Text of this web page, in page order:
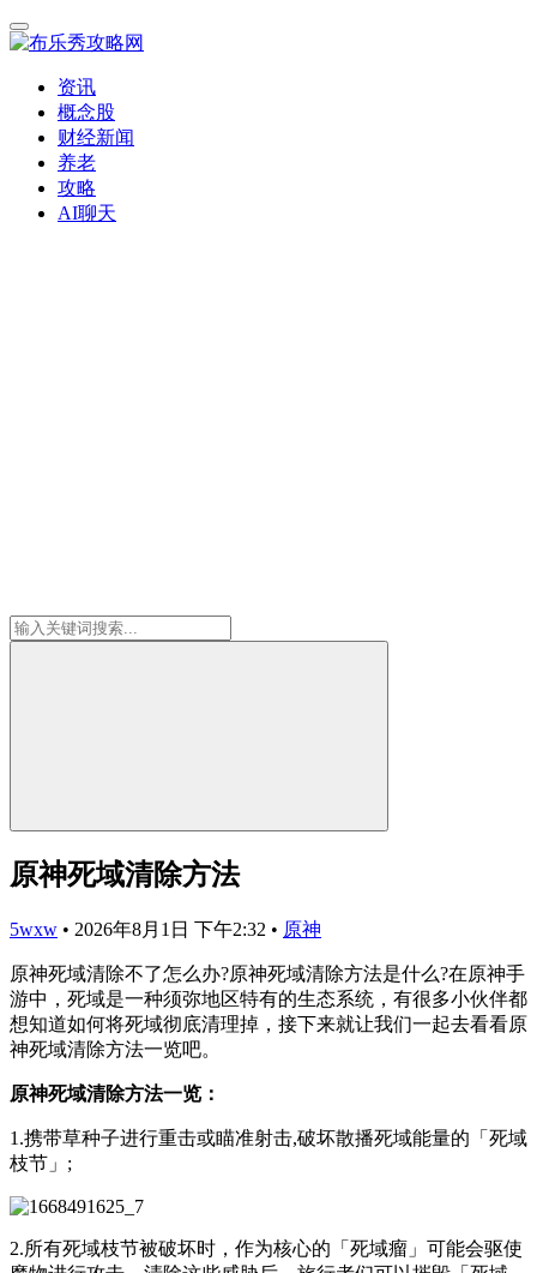
资讯
概念股
财经新闻
养老
攻略
AI聊天
原神死域清除方法
5wxw • 2026年8月1日 下午2:32 • 原神
原神死域清除不了怎么办?原神死域清除方法是什么?在原神手
游中，死域是一种须弥地区特有的生态系统，有很多小伙伴都
想知道如何将死域彻底清理掉，接下来就让我们一起去看看原
神死域清除方法一览吧。
原神死域清除方法一览：
1.携带草种子进行重击或瞄准射击,破坏散播死域能量的「死域
枝节」;
2.所有死域枝节被破坏时，作为核心的「死域瘤」可能会驱使